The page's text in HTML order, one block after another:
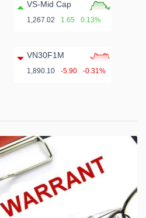
VS-Mid Cap
1,267.02 1.65 0.13%
VN30F1M
1,890.10 -5.90 -0.31%